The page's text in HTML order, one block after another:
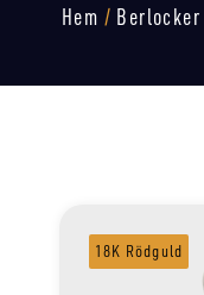
Hem / Berlocker
18K Rödguld